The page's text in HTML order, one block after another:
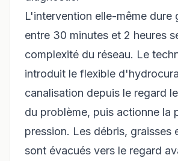
L'intervention elle-même dure
entre 30 minutes et 2 heures
complexité du réseau. Le
introduit le flexible
canalisation depuis le regard
du problème, puis actionne la
pression. Les débris, graisses
sont évacués vers le regard